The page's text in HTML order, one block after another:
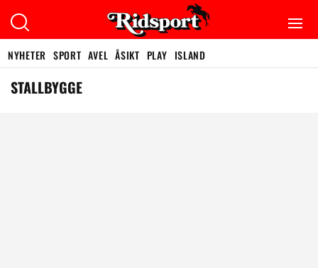
NYHETER SPORT AVEL ÅSIKT PLAY ISLAND
STALLBYGGE